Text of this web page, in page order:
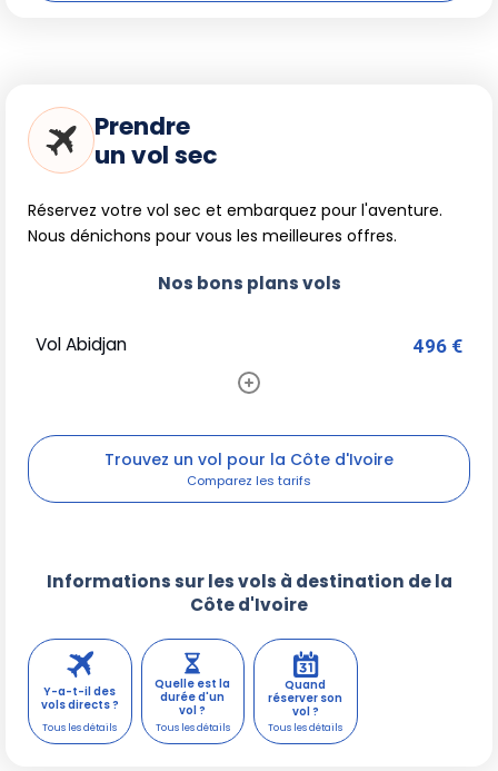
Prendre
un vol sec
Réservez votre vol sec et embarquez pour l'aventure.
Nous dénichons pour vous les meilleures offres.
Nos bons plans vols
Vol Abidjan 496 €
Trouvez un vol pour la Côte d'Ivoire
Informations sur les vols à destination de la
Côte d'Ivoire
Y-a-t-il des
vols directs ?
Quelle est la
durée d'un
vol ?
Quand
réserver son
vol ?